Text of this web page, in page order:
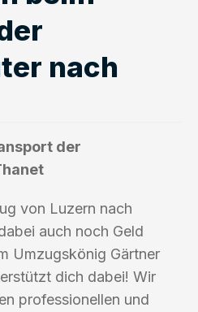
nach
der
von Luzern nach
auch noch Geld
Umzugskönig Gärtner
dich dabei! Wir
professionellen und